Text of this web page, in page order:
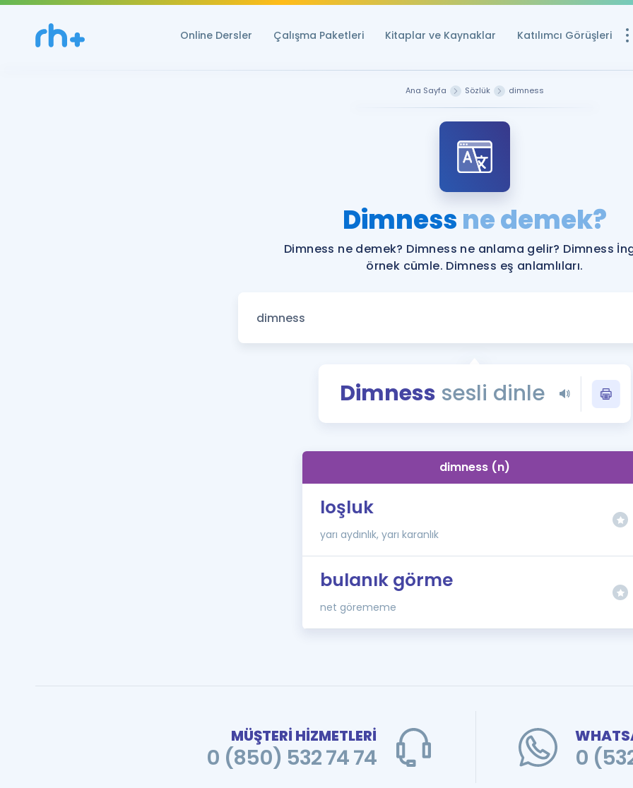
Online Dersler Çalışma Paketleri Kitaplar ve Kaynaklar Katılımcı Görüşleri
YDS ve YÖKDİL
Rehberlik Aracı
YDS ve YÖKDİL'e
Tüm ÖSYM
YDS - YÖKDİL
İngilizce Gramer
Ana Sayfa Sözlük dimness
Dimnessne demek?
Dimness ne demek? Dimness ne anlama gelir? Dimness
örnek cümle. Dimness eş anlamlıları.
Dimness sesli dinle
dimness (n)
loşluk
yarı aydınlık, yarı karanlık
bulanık görme
net görememe
MÜŞTERİ HİZMETLERİ
0 (850) 532 74 74 0